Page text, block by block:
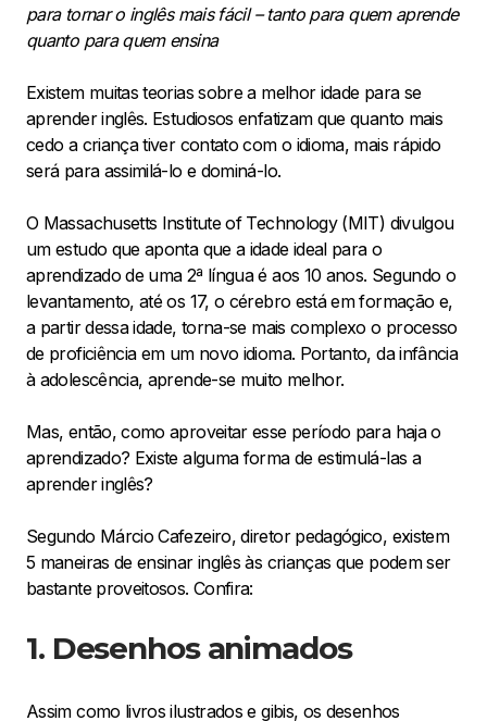
para tornar o inglês mais fácil – tanto para quem aprende
quanto para quem ensina
Existem muitas teorias sobre a melhor idade para se
aprender inglês. Estudiosos enfatizam que quanto mais
cedo a criança tiver contato com o idioma, mais rápido
será para assimilá-lo e dominá-lo.
O Massachusetts Institute of Technology (MIT) divulgou
um estudo que aponta que a idade ideal para o
aprendizado de uma 2ª língua é aos 10 anos. Segundo o
levantamento, até os 17, o cérebro está em formação e,
a partir dessa idade, torna-se mais complexo o processo
de proficiência em um novo idioma. Portanto, da infância
à adolescência, aprende-se muito melhor.
Mas, então, como aproveitar esse período para haja o
aprendizado? Existe alguma forma de estimulá-las a
aprender inglês?
Segundo Márcio Cafezeiro, diretor pedagógico, existem
5 maneiras de ensinar inglês às crianças que podem ser
bastante proveitosos. Confira:
1. Desenhos animados
Assim como livros ilustrados e gibis, os desenhos